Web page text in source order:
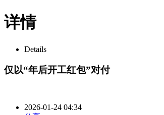
详情
Details
仅以“年后开工红包”对付
2026-01-24 04:34